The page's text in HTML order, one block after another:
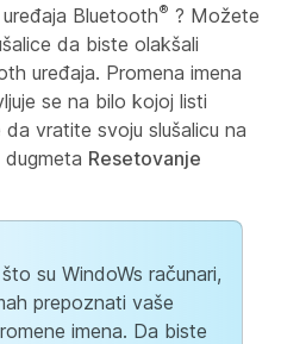
Bluetooth® ? Možete
da biste olakšali
uređaja. Promena imena
se na bilo kojoj listi
vratite svoju slušalicu na
Resetovanje
su WindoWs računari,
prepoznati vaše
imena. Da biste